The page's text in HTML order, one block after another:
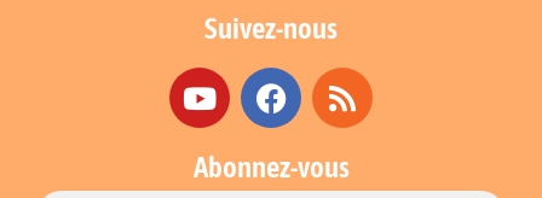
Suivez-nous
Abonnez-vous